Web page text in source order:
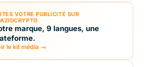
VOTRE PUBLICITÉ SUR
marque, 9 langues, une
le kit média →